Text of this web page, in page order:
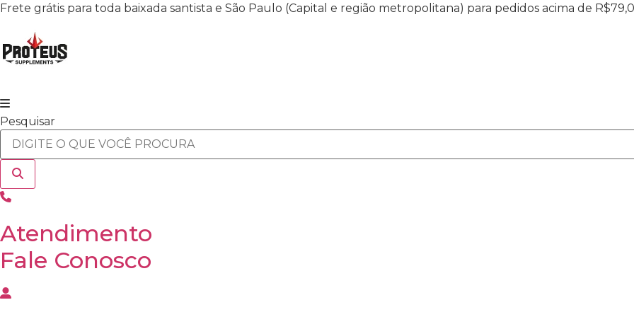
Ir
o
conteúdo
Frete grátis para toda baixada santista e São Paulo (Capital e região metropolitana) para pedidos acima de
Pesquisar
Atendimento
Fale Conosco